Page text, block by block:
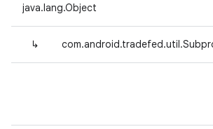
java.lang.Object
↳